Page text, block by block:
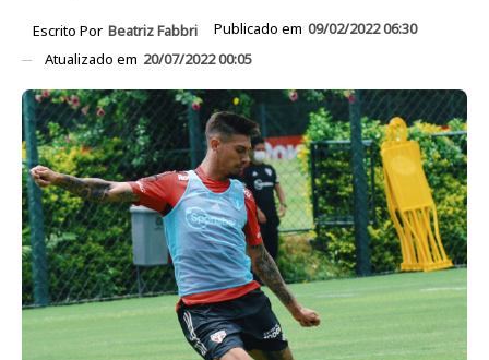
Escrito Por Beatriz Fabbri Publicado em 09/02/2022 06:30
Atualizado em 20/07/2022 00:05